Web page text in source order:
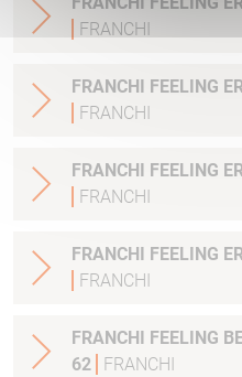
FRANCHI
FRANCHI FEELING
FRANCHI
FRANCHI FEELING
FRANCHI
FRANCHI FEELING
FRANCHI
FRANCHI FEELING
62
FRANCHI